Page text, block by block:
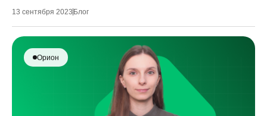
13 сентября 2023 Блог
Орион